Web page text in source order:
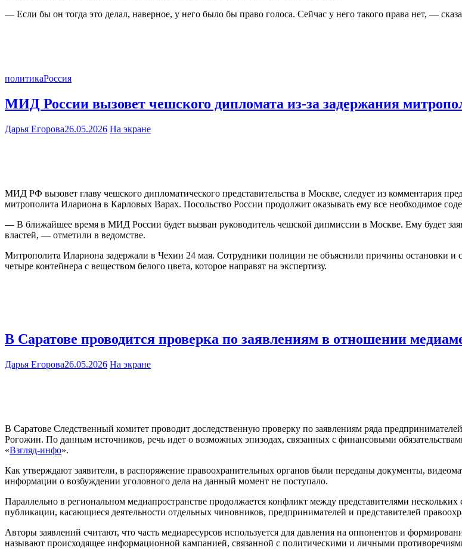
— Если бы он тогда это делал, наверное, у него было бы право голоса. Сейчас у него такого права нет, —
политикаРоссия
МИД России вызовет чешского дипломата из-за задержания
Дарья Егорова26.05.2026 На экране
МИД РФ вызовет главу чешского дипломатического представительства в Москве, следует из комментария
митрополита Илариона в Карловых Варах. Посольство России продолжит оказывать ему все необходимое
— В ближайшее время в МИД России будет вызван руководитель чешской дипмиссии в Москве. Ему будет
властей, — отметили в ведомстве.
Митрополита Илариона задержали в Чехии 24 мая. Сотрудники полиции не объяснили причины остановки
четыре контейнера с веществом белого цвета, которое направят на экспертизу.
В Саратове проводится проверка по заявлениям в отношении
Дарья Егорова26.05.2026 На экране
В Саратове Следственный комитет проводит доследственную проверку по заявлениям ряда
Рогожин. По данным источников, речь идет о возможных эпизодах, связанных с финансовыми
«Взгляд-инфо».
Как утверждают заявители, в распоряжение правоохранительных органов были переданы документы,
информации о возбуждении уголовного дела на данный момент не поступало.
Параллельно в региональном медиапространстве продолжается конфликт между представителями
публикации, касающиеся деятельности отдельных чиновников, предпринимателей и представителей
Авторы заявлений считают, что часть медиаресурсов используется для давления на оппонентов и
называют происходящее информационной кампанией, связанной с политическими и личными